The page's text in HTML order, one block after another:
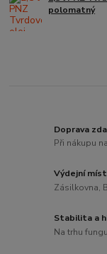
polomatný
Doprava
Při nákupu
Výdejní
Zásilkovna,
Stabilita a
Na trhu